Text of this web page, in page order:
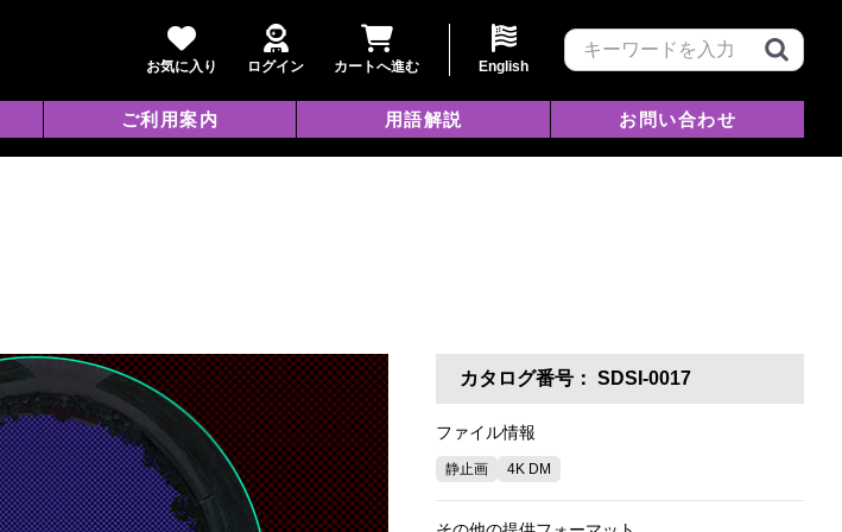
お気に入り ログイン カートへ進む English
ご利用案内 用語解説 お問い合わせ
カタログ番号： SDSI-0017
ファイル情報
静止画 4K DM